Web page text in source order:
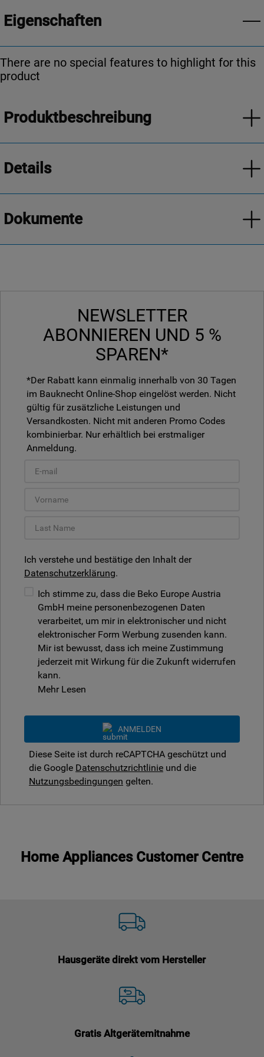
Eigenschaften
There are no special features to highlight for this
product
Produktbeschreibung
Details
Dokumente
NEWSLETTER
ABONNIEREN UND 5 %
SPAREN*
*Der Rabatt kann einmalig innerhalb von 30 Tagen
im Bauknecht Online-Shop eingelöst werden. Nicht
gültig für zusätzliche Leistungen und
Versandkosten. Nicht mit anderen Promo Codes
kombinierbar. Nur erhältlich bei erstmaliger
Anmeldung.
Ich verstehe und bestätige den Inhalt der
Datenschutzerklärung.
Ich stimme zu, dass die Beko Europe Austria
GmbH meine personenbezogenen Daten
verarbeitet, um mir in elektronischer und nicht
elektronischer Form Werbung zusenden kann.
Mir ist bewusst, dass ich meine Zustimmung
jederzeit mit Wirkung für die Zukunft widerrufen
kann.
Mehr Lesen
ANMELDEN
Diese Seite ist durch reCAPTCHA geschützt und
die Google Datenschutzrichtlinie und die
Nutzungsbedingungen gelten.
Home Appliances Customer Centre
Hausgeräte direkt vom Hersteller
Gratis Altgerätemitnahme